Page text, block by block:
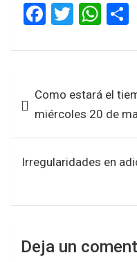
F
ce
o
o
k
T
tt
W
at
A
p
p
de Como estará el
miércoles 20 de
Irregularidades en
Deja un